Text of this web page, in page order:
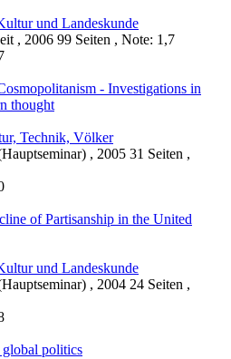
und Landeskunde
, 2006 99 Seiten , Note: 1,7
- Investigations in
thought
Technik, Völker
, 2005 31 Seiten ,
of Partisanship in the United
und Landeskunde
, 2004 24 Seiten ,
global politics